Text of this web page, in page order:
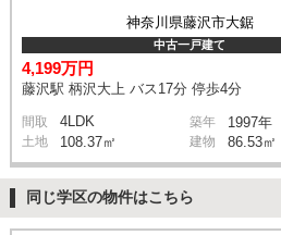
神奈川県藤沢市大鋸
中古一戸建て
4,199万円
藤沢駅 柄沢大上 バス17分 停歩4分
間取 4LDK 築年 1997年
土地 108.37㎡ 建物 86.53㎡
同じ学区の物件はこちら